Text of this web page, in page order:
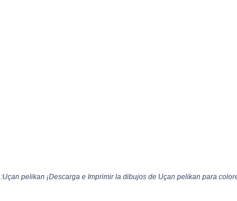
:Uçan pelikan ¡Descarga e Imprimir la dibujos de Uçan pelikan para